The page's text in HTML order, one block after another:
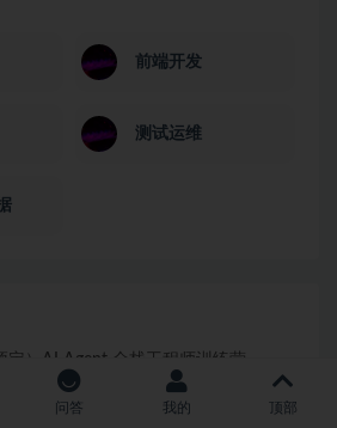
前端开发
测试运维
定）AI Agent 全栈工程师训练营
问答 我的 顶部